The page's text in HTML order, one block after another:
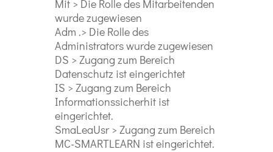
Mit > Die Rolle des Mitarbeitenden
wurde zugewiesen
Adm .> Die Rolle des
Administrators wurde zugewiesen
DS > Zugang zum Bereich
Datenschutz ist eingerichtet
IS > Zugang zum Bereich
Informationssicherhit ist
eingerichtet.
SmaLeaUsr > Zugang zum Bereich
MC-SMARTLEARN ist eingerichtet.